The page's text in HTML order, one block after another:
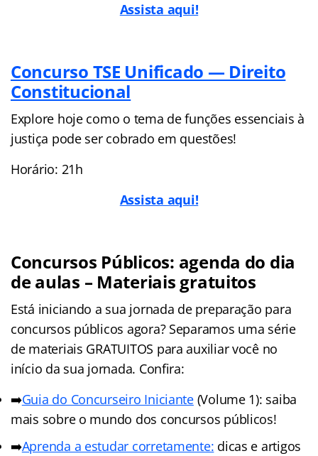
Assista aqui!
Concurso TSE Unificado — Direito
Constitucional
Explore hoje como o tema de funções essenciais à
justiça pode ser cobrado em questões!
Horário: 21h
Assista aqui!
Concursos Públicos: agenda do dia
de aulas – Materiais gratuitos
Está iniciando a sua jornada de preparação para
concursos públicos agora? Separamos uma série
de materiais GRATUITOS para auxiliar você no
início da sua jornada. Confira:
➡️Guia do Concurseiro Iniciante(Volume 1): saiba
mais sobre o mundo dos concursos públicos!
➡️Aprenda a estudar corretamente: dicas e artigos